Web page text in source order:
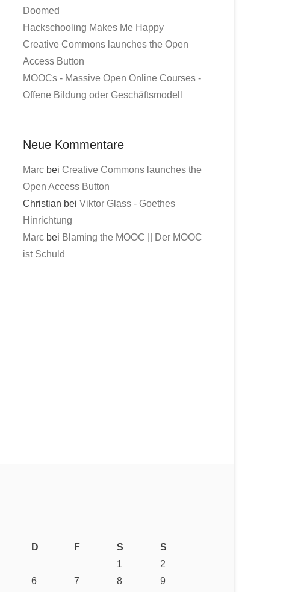
Doomed
Hackschooling Makes Me Happy
Creative Commons launches the Open
Access Button
MOOCs - Massive Open Online Courses -
Offene Bildung oder Geschäftsmodell
Neue Kommentare
Marc bei Creative Commons launches the
Open Access Button
Christian bei Viktor Glass - Goethes
Hinrichtung
Marc bei Blaming the MOOC || Der MOOC
ist Schuld
D F S S
1
2
6 7 8
9